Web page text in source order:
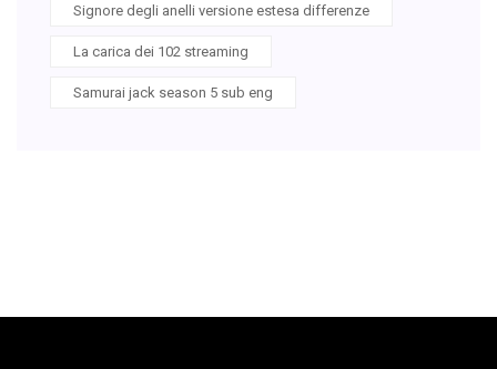
Signore degli anelli versione estesa differenze
La carica dei 102 streaming
Samurai jack season 5 sub eng